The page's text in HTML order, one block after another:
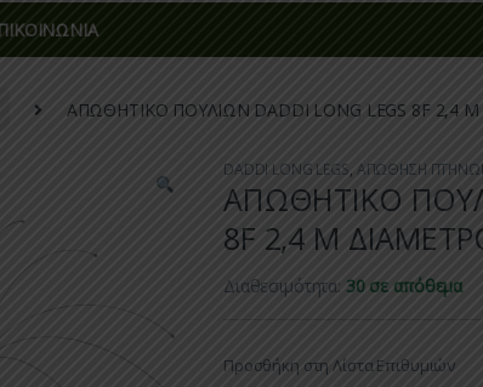
ΑΠΩΘΗΤΙΚΟ ΠΟΥΛΙΩΝ DADDI LONG LEGS 8F 2,4
DADDI LONG LEGS, ΑΠΩΘΗΣΗ
ΑΠΩΘΗΤΙΚΟ
8F 2,4 M
Διαθεσιμότητα: 30 σε απόθεμα
Προσθήκη στη Λίστα Επιθυμιών